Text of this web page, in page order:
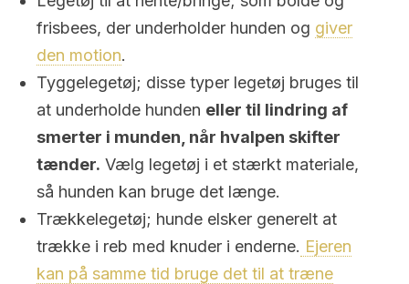
frisbees, der underholder hunden og giver
den motion.
Tyggelegetøj; disse typer legetøj bruges til
at underholde hunden eller til lindring af
smerter i munden, når hvalpen skifter
tænder. Vælg legetøj i et stærkt materiale,
så hunden kan bruge det længe.
Trækkelegetøj; hunde elsker generelt at
trække i reb med knuder i enderne. Ejeren
kan på samme tid bruge det til at træne